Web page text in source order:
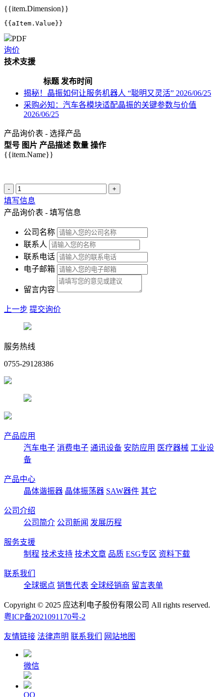
{{item.Dimension}}
{{aItem.Value}}
PDF
询价
技术支援
标题 发布时间
揭秘！晶振如何让服务机器人 “聪明又灵活” 2026/06/25
采购必知：汽车各模块适配晶振的关键参数与价值
2026/06/25
产品询价表 - 选择产品
型号 图片 产品描述 数量 操作
{{item.Name}}
- +
填写信息
产品询价表 - 填写信息
公司名称
联系人
联系电话
电子邮箱
留言内容
上一步 提交询价
服务热线
0755-29128386
产品应用
汽车电子 消费电子 通讯设备 安防应用 医疗器械 工业设
备
产品中心
晶体谐振器 晶体振荡器 SAW器件 其它
公司介绍
公司简介 公司新闻 发展历程
服务支援
制程 技术支持 技术文章 品质 ESG专区 资料下载
联系我们
全球据点 销售代表 全球经销商 留言表单
Copyright © 2025 应达利电子股份有限公司 All rights reserved.
粤ICP备2021091170号-2
友情链接 法律声明 联系我们 网站地图
微信
QQ